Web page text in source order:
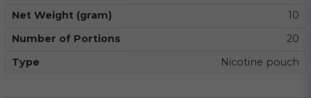
Net Weight (gram)
10
Number of Portions
20
Type
Nicotine pouch